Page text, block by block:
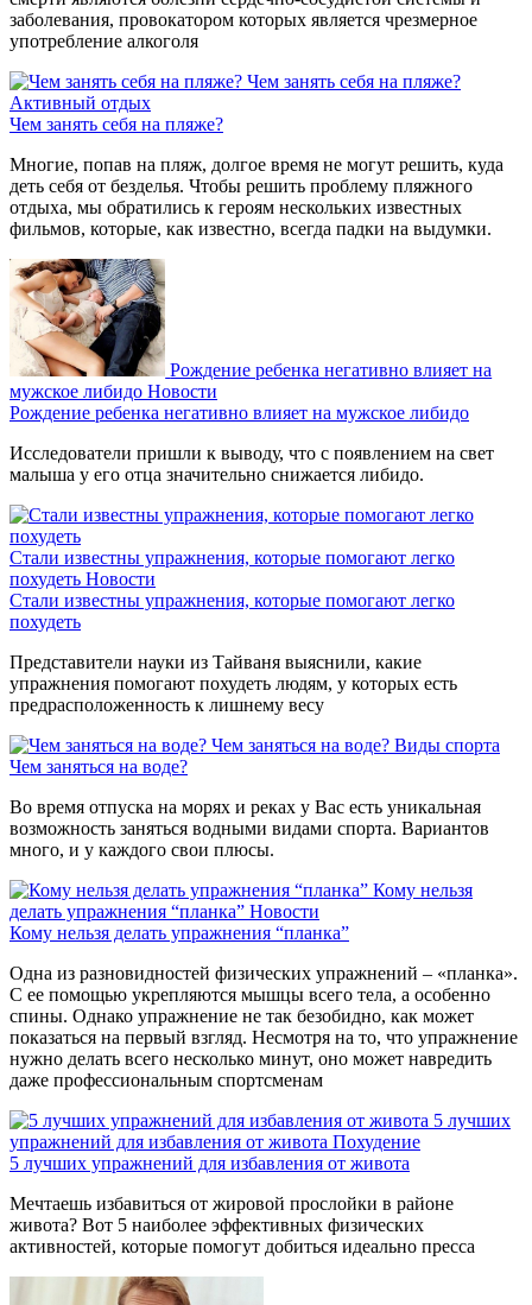
заболевания, провокатором которых является чрезмерное
употребление алкоголя
Чем занять себя на пляже?
Активный отдых
Чем занять себя на пляже?
Многие, попав на пляж, долгое время не могут решить, куда
деть себя от безделья. Чтобы решить проблему пляжного
отдыха, мы обратились к героям нескольких известных
фильмов, которые, как известно, всегда падки на выдумки.
Рождение ребенка негативно влияет на
мужское либидо Новости
Рождение ребенка негативно влияет на мужское либидо
Исследователи пришли к выводу, что с появлением на свет
малыша у его отца значительно снижается либидо.
Стали известны упражнения, которые помогают легко
похудеть Новости
Стали известны упражнения, которые помогают легко
похудеть
Представители науки из Тайваня выяснили, какие
упражнения помогают похудеть людям, у которых есть
предрасположенность к лишнему весу
Чем заняться на воде? Виды спорта
Чем заняться на воде?
Во время отпуска на морях и реках у Вас есть уникальная
возможность заняться водными видами спорта. Вариантов
много, и у каждого свои плюсы.
Кому нельзя
делать упражнения “планка” Новости
Кому нельзя делать упражнения “планка”
Одна из разновидностей физических упражнений – «планка».
С ее помощью укрепляются мышцы всего тела, а особенно
спины. Однако упражнение не так безобидно, как может
показаться на первый взгляд. Несмотря на то, что упражнение
нужно делать всего несколько минут, оно может навредить
даже профессиональным спортсменам
5 лучших
упражнений для избавления от живота Похудение
5 лучших упражнений для избавления от живота
Мечтаешь избавиться от жировой прослойки в районе
живота? Вот 5 наиболее эффективных физических
активностей, которые помогут добиться идеально пресса